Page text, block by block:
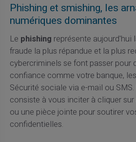
Phishing et smishing, les
numériques dominantes
Le phishing représente aujourd'hui
fraude la plus répandue et la plus
cybercriminels se font passer pour
confiance comme votre banque,
Sécurité sociale via e-mail ou
consiste à vous inciter à cliquer
ou une pièce jointe pour soutirer
confidentielles.